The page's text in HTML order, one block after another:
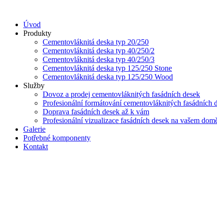
obsahuÚvod
Produkty
Cementovláknitá deska typ 20/250
Cementovláknitá deska typ 40/250/2
Cementovláknitá deska typ 40/250/3
Cementovláknitá deska typ 125/250 Stone
Cementovláknitá deska typ 125/250 Wood
Služby
Dovoz a prodej cementovláknitých fasádních desek
Profesionální formátování cementovláknitých fasádních
Doprava fasádních desek až k vám
Profesionální vizualizace fasádních desek na vašem
Galerie
Potřebné komponenty
Kontakt